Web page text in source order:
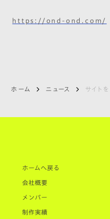
https://ond-ond.com/
ホーム ニュース サイト
ホームへ戻る
会社概要
メンバー
制作実績